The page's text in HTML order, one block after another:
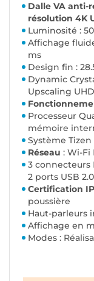
Dalle VA anti-
résolution 4K
Luminosité :
Affichage
ms
Design fin :
Dynamic
Upscaling UHD
Processeur
mémoire
Système Tizen
Réseau : Wi-Fi
3 connecteurs
2 ports USB 2.0
Certification
poussière
Haut-parleurs
Affichage en
Modes :